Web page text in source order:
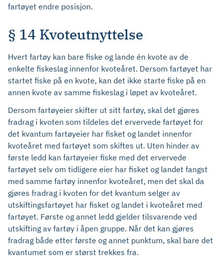
fartøyet endre posisjon.
§ 14 Kvoteutnyttelse
Hvert fartøy kan bare fiske og lande én kvote av de
enkelte fiskeslag innenfor kvoteåret. Dersom fartøyet har
startet fiske på en kvote, kan det ikke starte fiske på en
annen kvote av samme fiskeslag i løpet av kvoteåret.
Dersom fartøyeier skifter ut sitt fartøy, skal det gjøres
fradrag i kvoten som tildeles det ervervede fartøyet for
det kvantum fartøyeier har fisket og landet innenfor
kvoteåret med fartøyet som skiftes ut. Uten hinder av
første ledd kan fartøyeier fiske med det ervervede
fartøyet selv om tidligere eier har fisket og landet fangst
med samme fartøy innenfor kvoteåret, men det skal da
gjøres fradrag i kvoten for det kvantum selger av
utskiftingsfartøyet har fisket og landet i kvoteåret med
fartøyet. Første og annet ledd gjelder tilsvarende ved
utskifting av fartøy i åpen gruppe. Når det kan gjøres
fradrag både etter første og annet punktum, skal bare det
kvantumet som er størst trekkes fra.